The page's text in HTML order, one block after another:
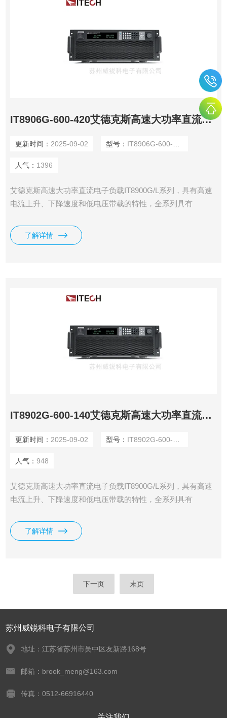
IT8906G-600-420艾德克斯高速大功率直流电子负载
更新时间： 2025-09-02 型号： IT8906G-600-420
人气： 1396
艾德克斯高速大功率直流电子负载IT8900G/L系列，具有高速
电流上升、下降速度和低电压带载的特性，全系列具有
54kW。电压电流宽范围输出，独立主机控制，支持主从并
联，最大功率可扩展到600kW。高功率密度，6kW仅4U高
了解详情
IT8902G-600-140艾德克斯高速大功率直流电子负载
更新时间： 2025-09-02 型号： IT8902G-600-140
人气： 948
艾德克斯高速大功率直流电子负载IT8900G/L系列，具有高速
电流上升、下降速度和低电压带载的特性，全系列具有
54kW。电压电流宽范围输出，独立主机控制，支持主从并
联，最大功率可扩展到600kW。高功率密度，6kW仅4U高
了解详情
下一页 末页
苏州威锐科电子有限公司
地址：江苏省苏州市吴中区友新路168号
邮箱：brook_meng@163.com
传真：0512-66916440